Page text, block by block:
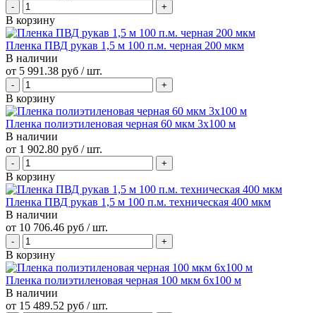
В корзину
Пленка ПВД рукав 1,5 м 100 п.м. черная 200 мкм
В наличии
от 5 991.38 руб / шт.
В корзину
Пленка полиэтиленовая черная 60 мкм 3х100 м
В наличии
от 1 902.80 руб / шт.
В корзину
Пленка ПВД рукав 1,5 м 100 п.м. техническая 400 мкм
В наличии
от 10 706.46 руб / шт.
В корзину
Пленка полиэтиленовая черная 100 мкм 6х100 м
В наличии
от 15 489.52 руб / шт.